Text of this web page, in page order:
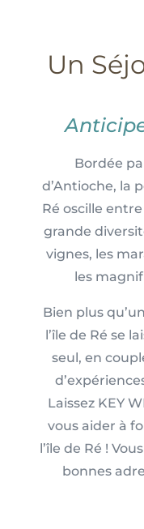
Un
Bordée
d’Antioche, la
Ré oscille
grande
vignes, les
les
Bien plus
l’île de Ré se
seul, en
Laissez KEY
vous aider à
l’île de Ré !
bonnes